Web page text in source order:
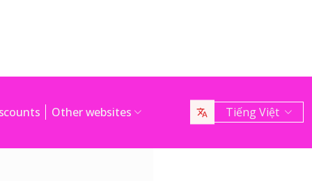
Other websites Tiếng Việt